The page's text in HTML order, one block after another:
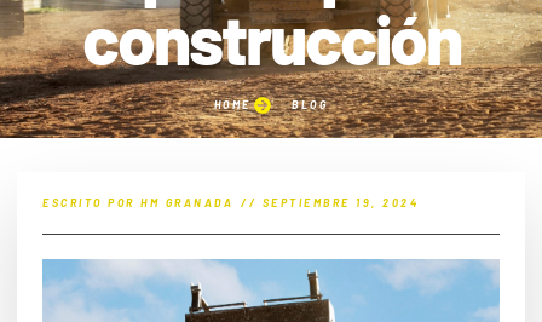
construcción
HOME BLOG
ESCRITO POR HM GRANADA // SEPTIEMBRE 19, 2024